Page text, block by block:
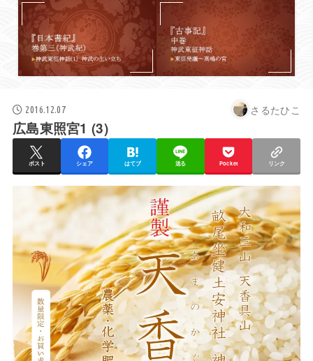
2016.12.07 さるたひこ
広島東照宮1 (3)
ポスト シェア はてブ 送る Pocket リンク